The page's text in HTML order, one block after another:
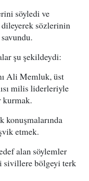
söyledi ve
sözlerinin
şu şekildeydi:
Ali Memluk, üst
milis liderleriyle
kurmak.
konuşmalarında
etmek.
alan söylemler
sivillere bölgeyi terk